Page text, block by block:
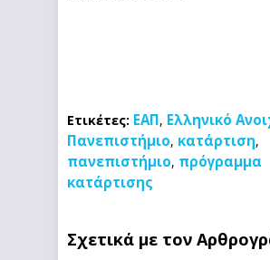
Ετικέτες: ΕΑΠ, Ελληνικό
Πανεπιστήμιο, κατάρτιση,
πανεπιστήμιο, πρόγραμμα
κατάρτισης
Σχετικά με τον